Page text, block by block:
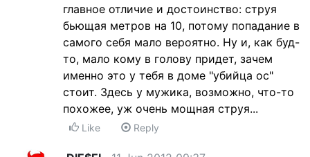
главное отличие и достоинство: струя
бьющая метров на 10, потому попадание в
самого себя мало вероятно. Ну и, как буд-
то, мало кому в голову придет, зачем
именно это у тебя в доме "убийца ос"
стоит. Здесь у мужика, возможно, что-то
похожее, уж очень мощная струя...
Like Reply